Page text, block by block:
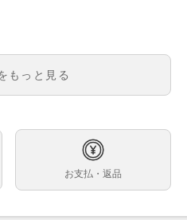
余り駒含む）※トケマー管理部門では
出来かねます・メーカー等にご依頼く
もっと見る
お支払・返品